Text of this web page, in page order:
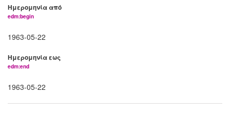
Ημερομηνία από
edm:begin
1963-05-22
Ημερομηνία εως
edm:end
1963-05-22